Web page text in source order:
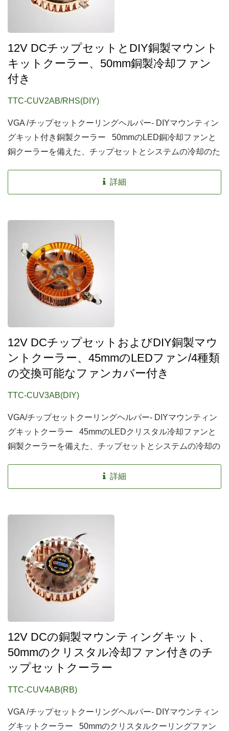
12V DCチップセットとDIY銅製マウント
キットクーラー、50mm銅製冷却ファン
付き
TTC-CUV2AB/RHS(DIY)
VGA /チップセットクーリングヘルパー- DIYマウンティン
グキット付き銅製クーラー 50mmのLED銅冷却ファンと
銅クーラーを備えた、チップセットとシステムの冷却のた
ンクと4つのタイプのクリップを備えており、より優れた
冷却性能を提供し、さまざまなチップセットやヒートデバ
ます。
詳細
12V DCチップセットおよびDIY銅製マウ
ントクーラー、45mmのLEDファン/4種類
の交換可能なファンカバー付き
TTC-CUV3AB(DIY)
VGA/チップセットクーリングヘルパー- DIYマウンティン
グキットクーラー 45mmのLEDクリスタル冷却ファンと
銅製クーラーを備えた、チップセットとシステムの冷却の
シンクと4つのタイプのクリップを備えており、より優れ
た冷却性能を提供し、さまざまなチップセットやヒートデ
します。
詳細
12V DCの銅製マウンティングキット、
50mmのクリスタル冷却ファン付きのチ
ップセットクーラー
TTC-CUV4AB(RB)
VGA /チップセットクーリングヘルパー- DIYマウンティン
グキットクーラー 50mmのクリスタルクーリングファン